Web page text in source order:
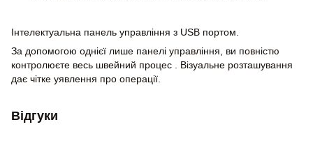
Інтелектуальна панель управління з USB портом.
За допомогою однієї лише панелі управління, ви повністю
контролюєте весь швейний процес . Візуальне розташування
дає чітке уявлення про операції.
Відгуки